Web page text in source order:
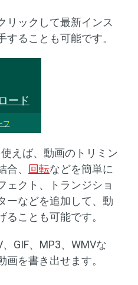
リックして最新インス
することも可能です。
ード
フ
えば、動画のトリミン
、
回転などを簡単に
ェクト、トランジショ
ーなどを追加して、動
ことも可能です。
GIF、MP3、WMVな
画を書き出せます。